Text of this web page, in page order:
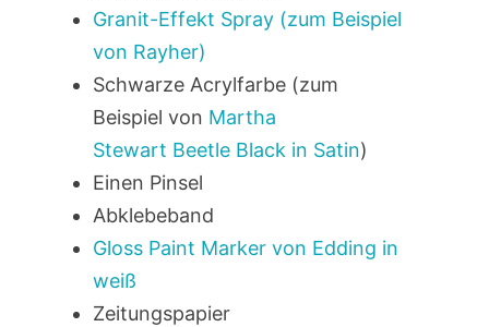
Granit-Effekt Spray (zum Beispiel
von Rayher)
Schwarze Acrylfarbe (zum
Beispiel von Martha
Stewart Beetle Black in Satin)
Einen Pinsel
Abklebeband
Gloss Paint Marker von Edding in
weiß
Zeitungspapier